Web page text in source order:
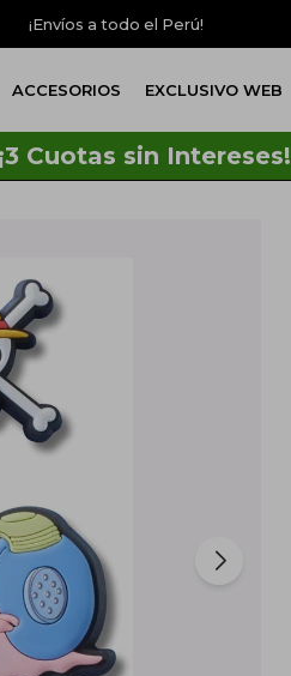
¡Envíos a todo el Perú!
ACCESORIOS EXCLUSIVO WEB
¡3 Cuotas sin Intereses!